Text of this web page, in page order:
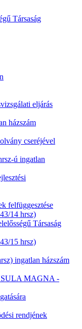
Társaság
eljárás
házszám
cseréjével
ú ingatlan
felfüggesztése
14 hrsz)
Társaság
15 hrsz)
ingatlan házszám
MAGNA -
rendjének